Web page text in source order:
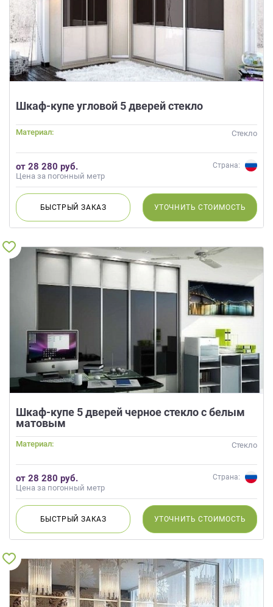
Шкаф-купе угловой 5 дверей стекло
Материал: Стекло
от 28 280 руб.
Цена за погонный метр
Страна:
БЫСТРЫЙЗАКАЗ УТОЧНИТЬ СТОИМОСТЬ
Шкаф-купе 5 дверей черное стекло с белым
матовым
Материал: Стекло
от 28 280 руб.
Цена за погонный метр
Страна:
БЫСТРЫЙЗАКАЗ УТОЧНИТЬ СТОИМОСТЬ